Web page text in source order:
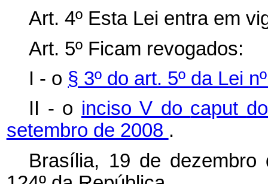
Art. 4º Esta Lei entra em
Art. 5º Ficam revogados:
I - o § 3º do art. 5º da Lei
II - o inciso V do caput
setembro de 2008 .
Brasília, 19 de dezembro